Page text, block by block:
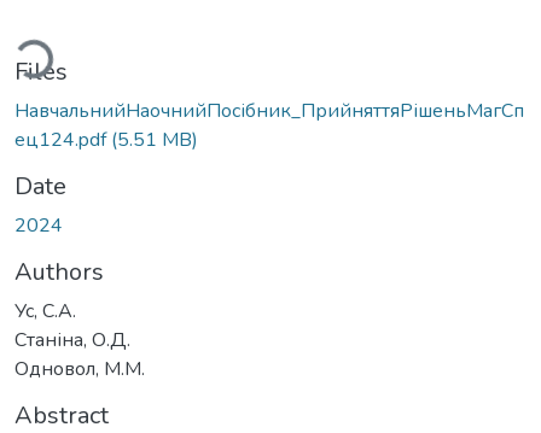
Files
НавчальнийНаочнийПосібник_ПрийняттяРішеньМагСп
ец124.pdf(5.51 MB)
Date
2024
Authors
Ус, С.А.
Станіна, О.Д.
Одновол, М.М.
Abstract